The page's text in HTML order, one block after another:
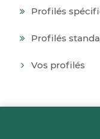
Profilés
Profilés
Vos profilés